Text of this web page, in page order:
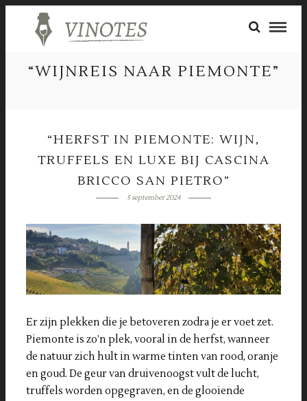
“WIJNREIS NAAR PIEMONTE”
“HERFST IN PIEMONTE: WIJN,
TRUFFELS EN LUXE BIJ CASCINA
BRICCO SAN PIETRO”
5 september 2024
Er zijn plekken die je betoveren zodra je er voet zet.
Piemonte is zo’n plek, vooral in de herfst, wanneer
de natuur zich hult in warme tinten van rood, oranje
en goud. De geur van druivenoogst vult de lucht,
truffels worden opgegraven, en de glooiende